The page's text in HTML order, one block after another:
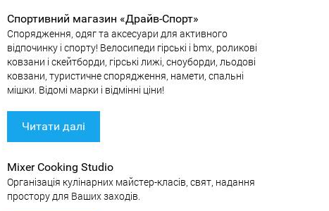
Спортивний магазин «Драйв-Спорт»
Спорядження, одяг та аксесуари для активного
відпочинку і спорту! Велосипеди гірські і bmx, роликові
ковзани і скейтборди, гірські лижі, сноуборди, льодові
ковзани, туристичне спорядження, намети, спальні
мішки. Відомі марки і відмінні ціни!
Читати далі
Mixer Cooking Studio
Організація кулінарних майстер-класів, свят, надання
простору для Ваших заходів.